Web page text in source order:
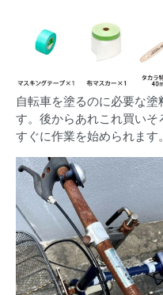
自転車を塗るのに必要な
す。後からあれこれ買いそ
すぐに作業を始められます。